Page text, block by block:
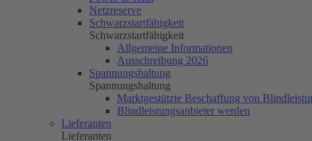
Netzreserve
Schwarzstartfähigkeit
Schwarzstartfähigkeit
Allgemeine Informationen
Ausschreibung 2026
Spannungshaltung
Spannungshaltung
Marktgestützte Beschaffung von
Blindleistungsanbieter werden
Lieferanten
Lieferanten